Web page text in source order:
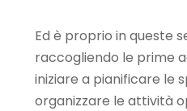
Ed è proprio in queste
raccogliendo le prime
iniziare a pianificare le
organizzare le attività